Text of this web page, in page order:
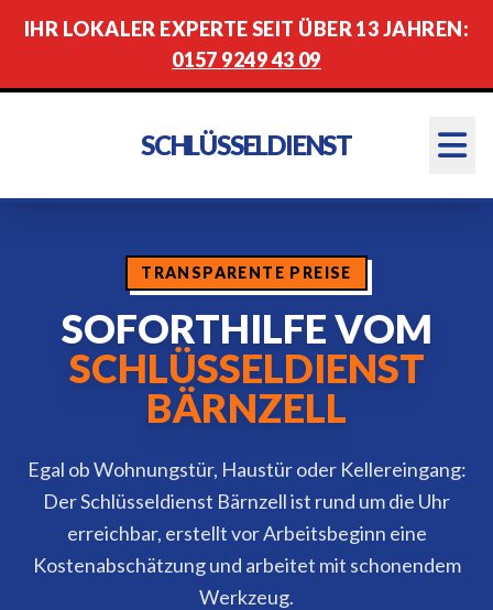
IHR LOKALER EXPERTE SEIT ÜBER 13 JAHREN:
0157 9249 43 09
SCHLÜSSELDIENST
TRANSPARENTE PREISE
SOFORTHILFE VOM
SCHLÜSSELDIENST
BÄRNZELL
Egal ob Wohnungstür, Haustür oder Kellereingang:
Der Schlüsseldienst Bärnzell ist rund um die Uhr
erreichbar, erstellt vor Arbeitsbeginn eine
Kostenabschätzung und arbeitet mit schonendem
Werkzeug.